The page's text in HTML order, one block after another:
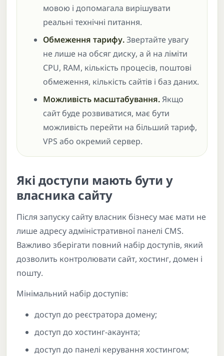
мовою і допомагала вирішувати
реальні технічні питання.
Обмеження тарифу.Звертайте увагу
не лише на обсяг диску, а й на ліміти
CPU, RAM, кількість процесів, поштові
обмеження, кількість сайтів і баз даних.
Можливість масштабування.Якщо
сайт буде розвиватися, має бути
можливість перейти на більший тариф,
VPS або окремий сервер.
Які доступи мають бути у
власника сайту
Після запуску сайту власник бізнесу має мати не
лише адресу адміністративної панелі CMS.
Важливо зберігати повний набір доступів, який
дозволить контролювати сайт, хостинг, домен і
пошту.
Мінімальний набір доступів:
доступ до реєстратора домену;
доступ до хостинг-акаунта;
доступ до панелі керування хостингом;